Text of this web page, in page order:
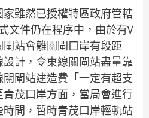
雖然已授權特區政府管轄
文件仍在程序中，由於有V
站會離關閘口岸有段距
計，令東線關閘站盡量靠
閘站建造費「一定有超支
茂口岸方面，當局會進行
間，暫時青茂口岸輕軌站